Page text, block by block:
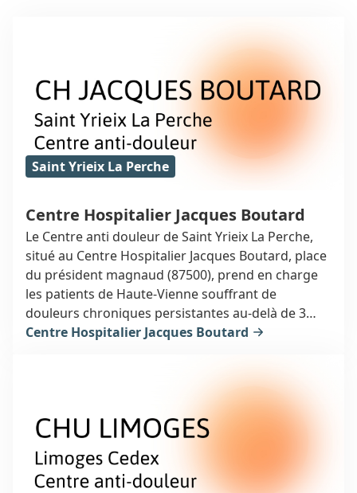
Saint Yrieix La Perche
Centre Hospitalier Jacques Boutard
Le Centre anti douleur de Saint Yrieix La Perche,
situé au Centre Hospitalier Jacques Boutard, place
du président magnaud (87500), prend en charge
les patients de Haute-Vienne souffrant de
douleurs chroniques persistantes au-delà de 3
mois. Les informations ci-dessous vous
Centre Hospitalier Jacques Boutard